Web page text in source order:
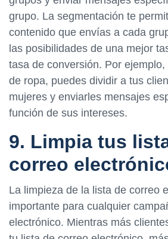
grupo. La segmentación te
contenido que envías a cada
las posibilidades de una mejor
tasa de conversión. Por
de ropa, puedes dividir a tus
mujeres y enviarles mensajes
función de sus intereses.
9. Limpia tus
correo
La limpieza de la lista de correo
importante para cualquier
electrónico. Mientras más